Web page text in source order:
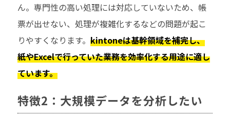
ん。専門性の高い処理には対応していないため、帳
票が出せない、処理が複雑化するなどの問題が起こ
りやすくなります。 kintoneは基幹領域を補完し、
紙やExcelで行っていた業務を効率化する用途に適し
ています。
特徴2：大規模データを分析したい